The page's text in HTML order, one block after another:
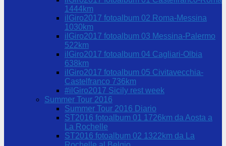
1444km
ilGiro2017 fotoalbum 02 Roma-Messina
1030km
ilGiro2017 fotoalbum 03 Messina-Palermo
522km
ilGiro2017 fotoalbum 04 Cagliari-Olbia
638km
ilGiro2017 fotoalbum 05 Civitavecchia-
Castelfranco 736km
#ilGiro2017 Sicily rest week
Summer Tour 2016
Summer Tour 2016 Diario
ST2016 fotoalbum 01 1726km da Aosta a
La Rochelle
ST2016 fotoalbum 02 1322km da La